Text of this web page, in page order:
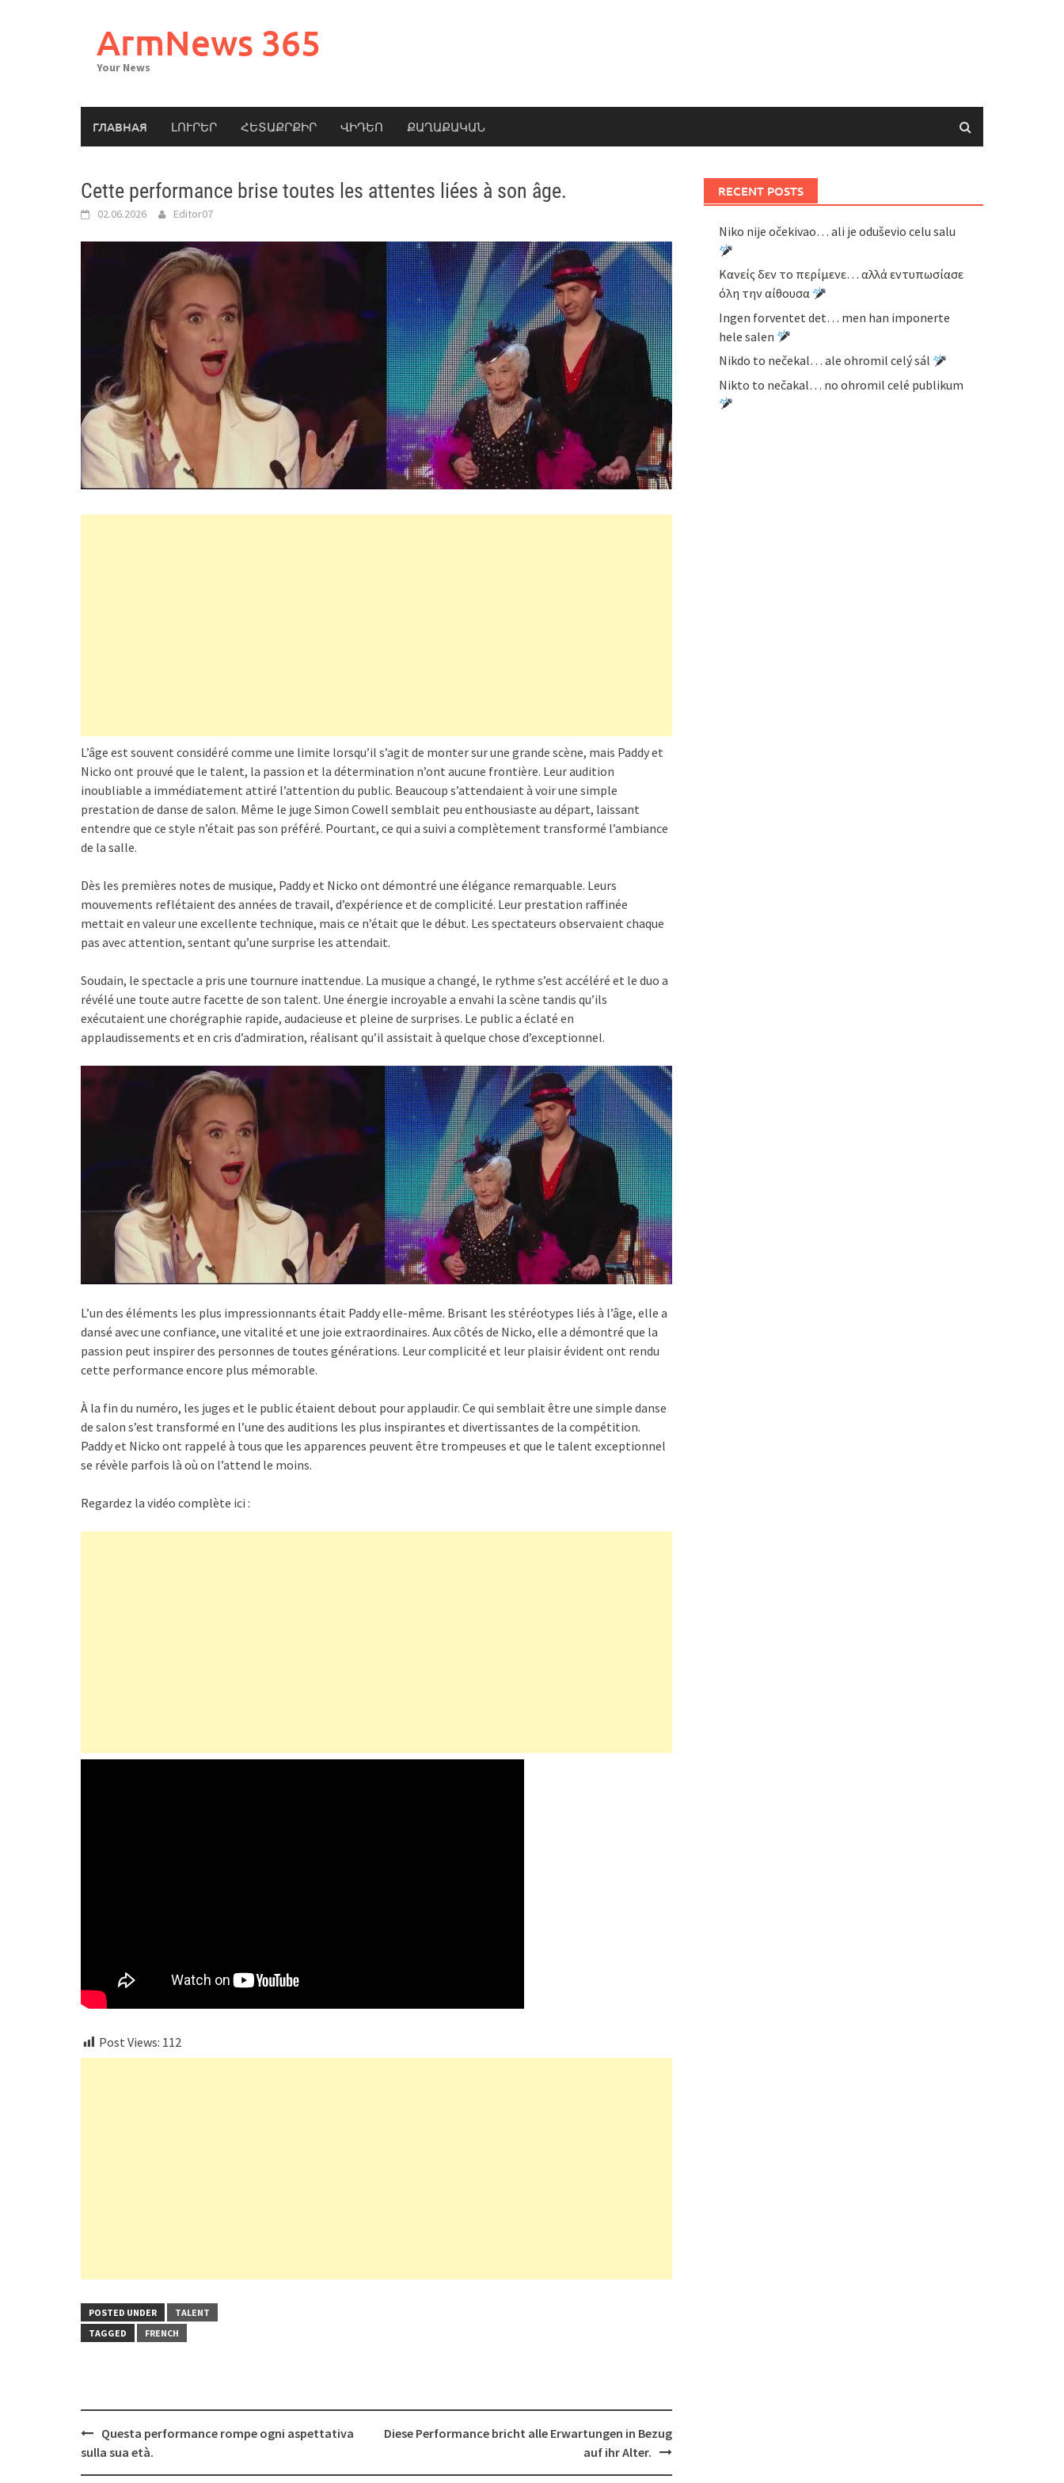
ArmNews 365
Your News
ГЛАВНАЯ ԼՈՒՐԵՐ ՀԵՏԱՔՐՔԻՐ ՎԻԴԵՈ ՔԱՂԱՔԱԿԱՆ
Cette performance brise toutes les attentes liées à son âge.
02.06.2026 Editor07
L’âge est souvent considéré comme une limite lorsqu’il s’agit de monter sur une grande scène, mais Paddy et
Nicko ont prouvé que le talent, la passion et la détermination n’ont aucune frontière. Leur audition
inoubliable a immédiatement attiré l’attention du public. Beaucoup s’attendaient à voir une simple
prestation de danse de salon. Même le juge Simon Cowell semblait peu enthousiaste au départ, laissant
entendre que ce style n’était pas son préféré. Pourtant, ce qui a suivi a complètement transformé l’ambiance
de la salle.
Dès les premières notes de musique, Paddy et Nicko ont démontré une élégance remarquable. Leurs
mouvements reflétaient des années de travail, d’expérience et de complicité. Leur prestation raffinée
mettait en valeur une excellente technique, mais ce n’était que le début. Les spectateurs observaient chaque
pas avec attention, sentant qu’une surprise les attendait.
Soudain, le spectacle a pris une tournure inattendue. La musique a changé, le rythme s’est accéléré et le duo a
révélé une toute autre facette de son talent. Une énergie incroyable a envahi la scène tandis qu’ils
exécutaient une chorégraphie rapide, audacieuse et pleine de surprises. Le public a éclaté en
applaudissements et en cris d’admiration, réalisant qu’il assistait à quelque chose d’exceptionnel.
L’un des éléments les plus impressionnants était Paddy elle-même. Brisant les stéréotypes liés à l’âge, elle a
dansé avec une confiance, une vitalité et une joie extraordinaires. Aux côtés de Nicko, elle a démontré que la
passion peut inspirer des personnes de toutes générations. Leur complicité et leur plaisir évident ont rendu
cette performance encore plus mémorable.
À la fin du numéro, les juges et le public étaient debout pour applaudir. Ce qui semblait être une simple danse
de salon s’est transformé en l’une des auditions les plus inspirantes et divertissantes de la compétition.
Paddy et Nicko ont rappelé à tous que les apparences peuvent être trompeuses et que le talent exceptionnel
se révèle parfois là où on l’attend le moins.
Regardez la vidéo complète ici :
Post Views: 112
POSTED UNDER
TALENT
TAGGED
FRENCH
Post
navigation
Questa performance rompe ogni aspettativa
sulla sua età.
Diese Performance bricht alle Erwartungen in Bezug
auf ihr Alter.
RECENT POSTS
Niko nije očekivao… ali je oduševio celu salu
Κανείς δεν το περίμενε… αλλά εντυπωσίασε
όλη την αίθουσα
Ingen forventet det… men han imponerte
hele salen
Nikdo to nečekal… ale ohromil celý sál
Nikto to nečakal… no ohromil celé publikum